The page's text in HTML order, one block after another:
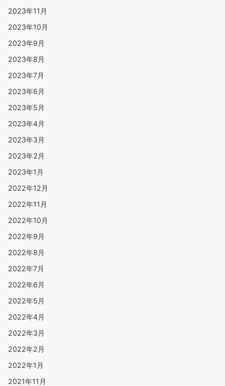
2023年11月
2023年10月
2023年9月
2023年8月
2023年7月
2023年6月
2023年5月
2023年4月
2023年3月
2023年2月
2023年1月
2022年12月
2022年11月
2022年10月
2022年9月
2022年8月
2022年7月
2022年6月
2022年5月
2022年4月
2022年3月
2022年2月
2022年1月
2021年11月